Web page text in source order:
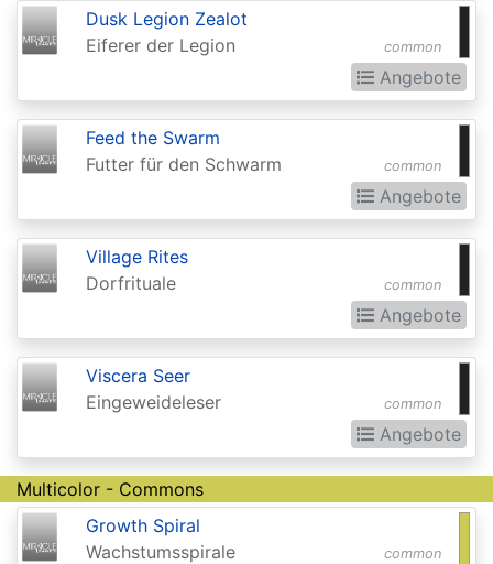
Aetherdrift:
Extras
Reborn
Alliances
Amonkhet
Amonkhet
Antiquities
Apocalypse
Nights
Arena
Promos
common
Dusk Legion Zealot
Eiferer der Legion
Angebote
common
Feed the Swarm
Futter für den Schwarm
Angebote
common
Village Rites
Dorfrituale
Angebote
common
Viscera Seer
Eingeweideleser
Angebote
Multicolor - Commons
common
Growth Spiral
Wachstumsspirale